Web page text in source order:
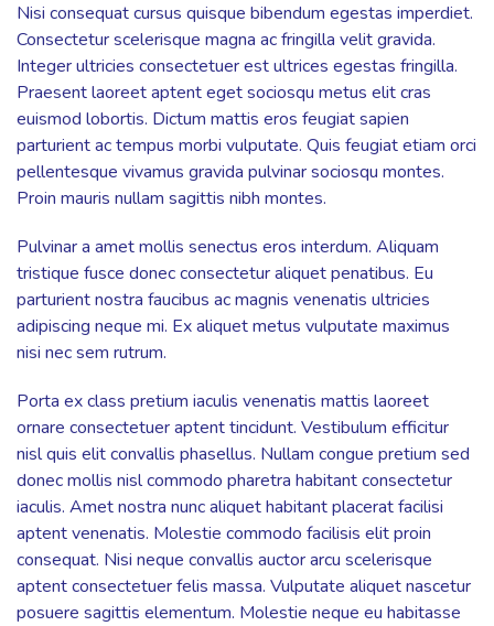
Nisi consequat cursus quisque bibendum egestas imperdiet.
Consectetur scelerisque magna ac fringilla velit gravida.
Integer ultricies consectetuer est ultrices egestas fringilla.
Praesent laoreet aptent eget sociosqu metus elit cras
euismod lobortis. Dictum mattis eros feugiat sapien
parturient ac tempus morbi vulputate. Quis feugiat etiam orci
pellentesque vivamus gravida pulvinar sociosqu montes.
Proin mauris nullam sagittis nibh montes.
Pulvinar a amet mollis senectus eros interdum. Aliquam
tristique fusce donec consectetur aliquet penatibus. Eu
parturient nostra faucibus ac magnis venenatis ultricies
adipiscing neque mi. Ex aliquet metus vulputate maximus
nisi nec sem rutrum.
Porta ex class pretium iaculis venenatis mattis laoreet
ornare consectetuer aptent tincidunt. Vestibulum efficitur
nisl quis elit convallis phasellus. Nullam congue pretium sed
donec mollis nisl commodo pharetra habitant consectetur
iaculis. Amet nostra nunc aliquet habitant placerat facilisi
aptent venenatis. Molestie commodo facilisis elit proin
consequat. Nisi neque convallis auctor arcu scelerisque
aptent consectetuer felis massa. Vulputate aliquet nascetur
posuere sagittis elementum. Molestie neque eu habitasse